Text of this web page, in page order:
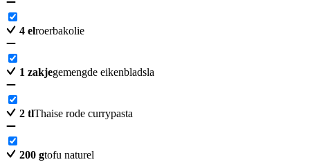
4 elroerbakolie
1 zakjegemengde eikenbladsla
2 tlThaise rode currypasta
200 gtofu naturel